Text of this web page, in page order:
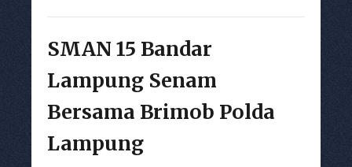
SMAN 15 Bandar
Lampung Senam
Bersama Brimob Polda
Lampung